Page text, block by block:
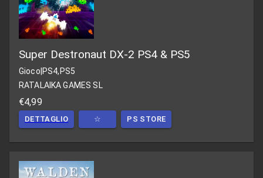
Super Destronaut DX-2 PS4 & PS5
Gioco|PS4,PS5
RATALAIKA GAMES SL
€4,99
DETTAGLIO ☆ PS STORE